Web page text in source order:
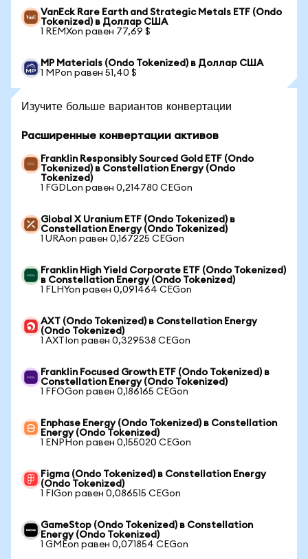
VanEck Rare Earth and Strategic Metals ETF (Ondo
Tokenized) в Доллар США
1 REMXon равен 77,69 $
MP Materials (Ondo Tokenized) в Доллар США
1 MPon равен 51,40 $
Изучите больше вариантов конвертации
Расширенные конвертации активов
Franklin Responsibly Sourced Gold ETF (Ondo
Tokenized) в Constellation Energy (Ondo
Tokenized)
1 FGDLon равен 0,214780 CEGon
Global X Uranium ETF (Ondo Tokenized) в
Constellation Energy (Ondo Tokenized)
1 URAon равен 0,167225 CEGon
Franklin High Yield Corporate ETF (Ondo Tokenized)
в Constellation Energy (Ondo Tokenized)
1 FLHYon равен 0,091464 CEGon
AXT (Ondo Tokenized) в Constellation Energy
(Ondo Tokenized)
1 AXTIon равен 0,329538 CEGon
Franklin Focused Growth ETF (Ondo Tokenized) в
Constellation Energy (Ondo Tokenized)
1 FFOGon равен 0,186165 CEGon
Enphase Energy (Ondo Tokenized) в Constellation
Energy (Ondo Tokenized)
1 ENPHon равен 0,155020 CEGon
Figma (Ondo Tokenized) в Constellation Energy
(Ondo Tokenized)
1 FIGon равен 0,086515 CEGon
GameStop (Ondo Tokenized) в Constellation
Energy (Ondo Tokenized)
1 GMEon равен 0,071854 CEGon